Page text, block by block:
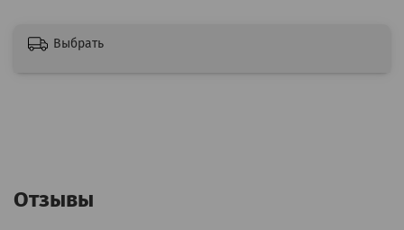
Выбрать
Отзывы